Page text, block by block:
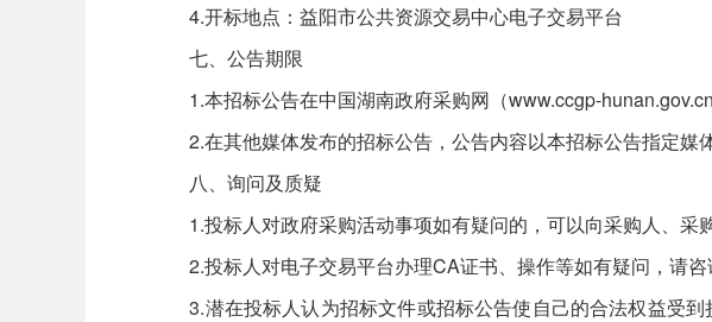
4.开标地点：益阳市公共资源交易中心电子交易平台
七、公告期限
1.本招标公告在中国湖南政府采购网（www.ccgp-
2.在其他媒体发布的招标公告，公告内容以本招标公告指定媒
八、询问及质疑
1.投标人对政府采购活动事项如有疑问的，可以向采购人、采
2.投标人对电子交易平台办理CA证书、操作等如有疑问，请咨
3.潜在投标人认为招标文件或招标公告使自己的合法权益受到